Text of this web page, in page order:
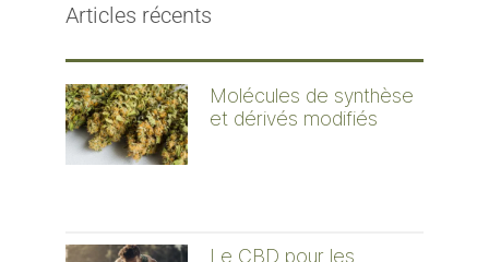
Articles récents
Molécules de synthèse
et dérivés modifiés
Le CBD pour les